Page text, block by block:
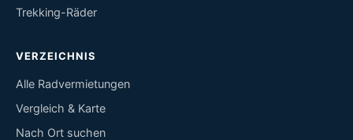
Trekking-Räder
VERZEICHNIS
Alle Radvermietungen
Vergleich & Karte
Nach Ort suchen